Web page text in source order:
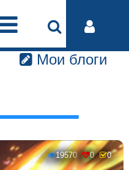
Мои блоги
19570 0 0